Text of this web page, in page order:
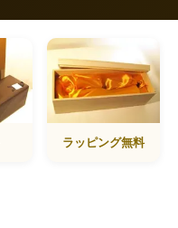
ラッピング無料